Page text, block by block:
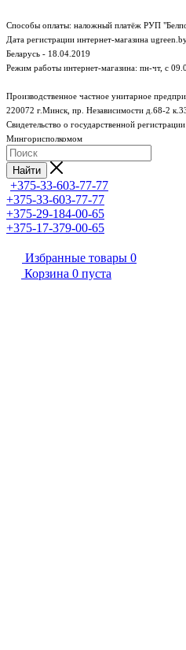
Способы оплаты: наложный платёж РУП
Дата регистрации интернет-магазина
Беларусь - 18.04.2019
Режим работы интернет-магазина: пн-чт, с
Производственное частное унитарное
220072 г.Минск, пр. Независимости д.68-2
Свидетельство о государственной
Мингорисполкомом
Найти
+375-33-603-77-77
+375-33-603-77-77
+375-29-184-00-65
+375-17-379-00-65
Избранные товары 0
Корзина 0 пуста